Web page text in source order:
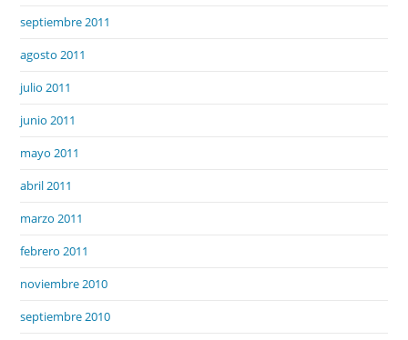
septiembre 2011
agosto 2011
julio 2011
junio 2011
mayo 2011
abril 2011
marzo 2011
febrero 2011
noviembre 2010
septiembre 2010